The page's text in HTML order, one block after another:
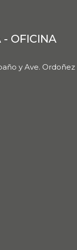
- OFICINA
y Ave. Ordoñez